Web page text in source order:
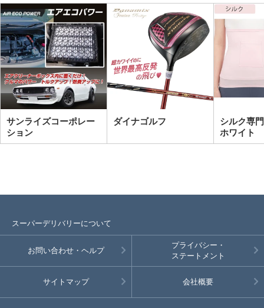
サンライズコーポレー
ション
ダイナゴルフ
シルク専
ホワイト
スーパーデリバリーについて
お問い合わせ・ヘルプ
プライバシー・
ステートメント
サイトマップ 会社概要